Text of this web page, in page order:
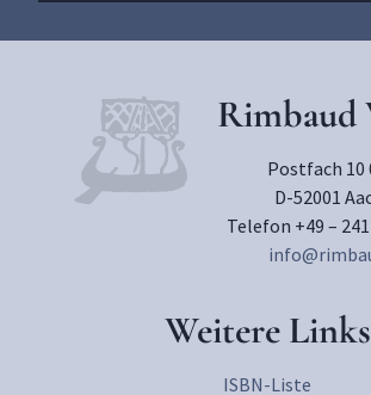
Rimbaud
Postfach 10
D-52001
Telefon +49 –
Weitere Links
ISBN-Liste